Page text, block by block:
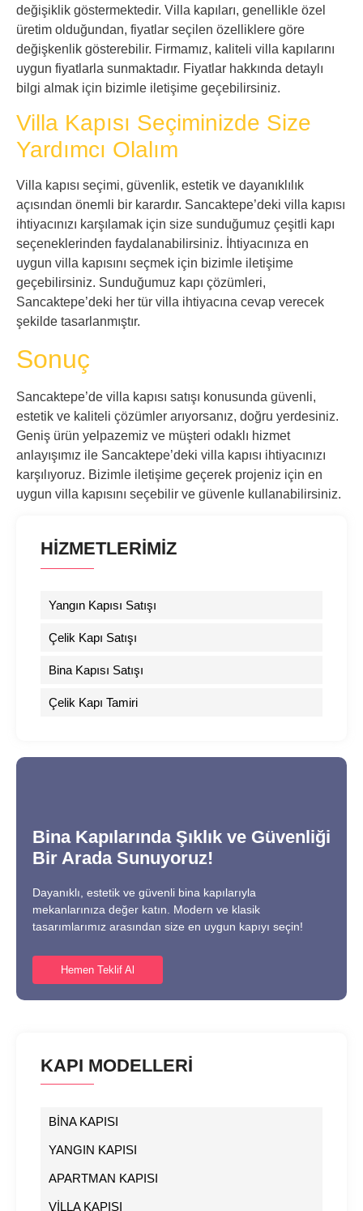
değişiklik göstermektedir. Villa kapıları, genellikle özel
üretim olduğundan, fiyatlar seçilen özelliklere göre
değişkenlik gösterebilir. Firmamız, kaliteli villa kapılarını
uygun fiyatlarla sunmaktadır. Fiyatlar hakkında detaylı
bilgi almak için bizimle iletişime geçebilirsiniz.
Villa Kapısı Seçiminizde Size
Yardımcı Olalım
Villa kapısı seçimi, güvenlik, estetik ve dayanıklılık
açısından önemli bir karardır. Sancaktepe’deki villa kapısı
ihtiyacınızı karşılamak için size sunduğumuz çeşitli kapı
seçeneklerinden faydalanabilirsiniz. İhtiyacınıza en
uygun villa kapısını seçmek için bizimle iletişime
geçebilirsiniz. Sunduğumuz kapı çözümleri,
Sancaktepe’deki her tür villa ihtiyacına cevap verecek
şekilde tasarlanmıştır.
Sonuç
Sancaktepe’de villa kapısı satışı konusunda güvenli,
estetik ve kaliteli çözümler arıyorsanız, doğru yerdesiniz.
Geniş ürün yelpazemiz ve müşteri odaklı hizmet
anlayışımız ile Sancaktepe’deki villa kapısı ihtiyacınızı
karşılıyoruz. Bizimle iletişime geçerek projeniz için en
uygun villa kapısını seçebilir ve güvenle kullanabilirsiniz.
HİZMETLERİMİZ
Yangın Kapısı Satışı
Çelik Kapı Satışı
Bina Kapısı Satışı
Çelik Kapı Tamiri
Bina Kapılarında Şıklık ve Güvenliği
Bir Arada Sunuyoruz!
Dayanıklı, estetik ve güvenli bina kapılarıyla
mekanlarınıza değer katın. Modern ve klasik
tasarımlarımız arasından size en uygun kapıyı seçin!
Hemen Teklif Al
KAPI MODELLERİ
BİNA KAPISI
YANGIN KAPISI
APARTMAN KAPISI
VİLLA KAPISI